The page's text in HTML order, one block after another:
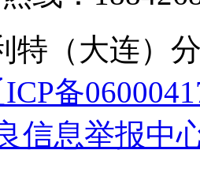
特（大连）
备
信息举报中